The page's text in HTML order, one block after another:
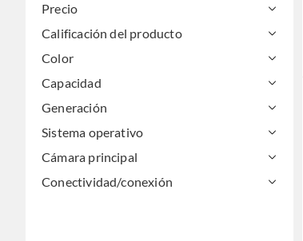
Precio
Calificación del producto
Color
Capacidad
Generación
Sistema operativo
Cámara principal
Conectividad/conexión